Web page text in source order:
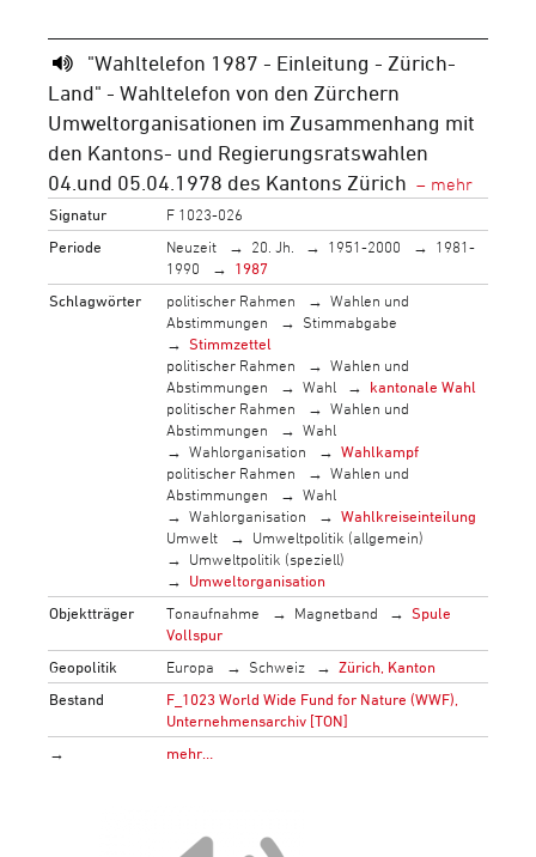
"Wahltelefon 1987 - Einleitung - Zürich-
Land" - Wahltelefon von den Zürchern
Umweltorganisationen im Zusammenhang mit
den Kantons- und Regierungsratswahlen
04.und 05.04.1978 des Kantons Zürich
Signatur
F 1023-026
Periode
Neuzeit 20. Jh. 1951-2000
1981-
1990
1987
Schlagwörter
politischer Rahmen
Wahlen und
Abstimmungen
Stimmabgabe
Stimmzettel
politischer Rahmen
Wahlen und
Abstimmungen
Wahl
kantonale Wahl
politischer Rahmen
Wahlen und
Abstimmungen
Wahl
Wahlorganisation
Wahlkampf
politischer Rahmen
Wahlen und
Abstimmungen
Wahl
Wahlorganisation
Wahlkreiseinteilung
Umwelt
Umweltpolitik (allgemein)
Umweltpolitik (speziell)
Umweltorganisation
Objektträger
Tonaufnahme Magnetband
Spule
Vollspur
Geopolitik
Europa Schweiz
Zürich, Kanton
Bestand
F_1023 World Wide Fund for Nature (WWF),
Unternehmensarchiv [TON]
→
mehr…